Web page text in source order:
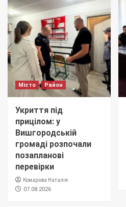
Місто Район
Укриття під
прицілом: у
Вишгородській
громаді розпочали
позапланові
перевірки
Комарова Наталія
07.08.2026